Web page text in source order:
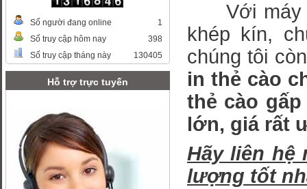
Số người đang online
1
Số truy cập hôm nay
398
Số truy cập tháng này
130405
Hỗ trợ trực tuyến
Với máy
khép kín,
chúng tôi
in thẻ cào
thẻ cào
lớn, giá rất
Hãy liên hệ
lượng tốt